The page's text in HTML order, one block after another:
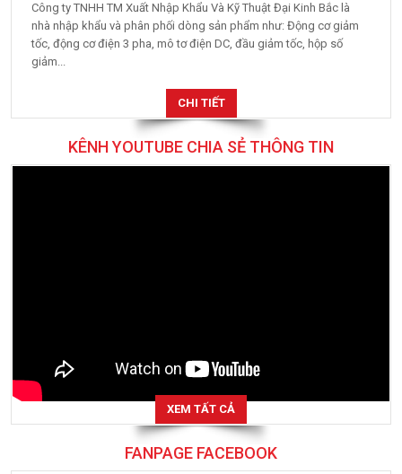
Công ty TNHH TM Xuất Nhập Khẩu Và Kỹ Thuật Đại Kinh Bắc là
nhà nhập khẩu và phân phối dòng sản phẩm như: Động cơ giảm
tốc, động cơ điện 3 pha, mô tơ điện DC, đầu giảm tốc, hộp số
giảm...
CHI TIẾT
KÊNH YOUTUBE CHIA SẺ THÔNG TIN
XEM TẤT CẢ
FANPAGE FACEBOOK